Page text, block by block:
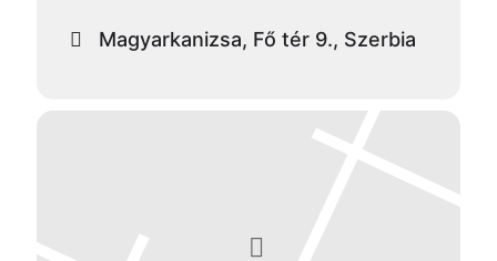
Magyarkanizsa, Fő tér 9., Szerbia